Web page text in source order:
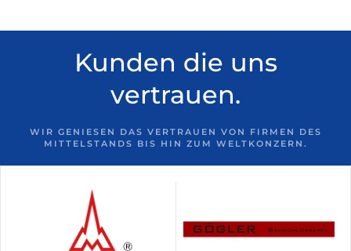
Kunden die uns
vertrauen.
WIR GENIESEN DAS VERTRAUEN VON FIRMEN DES
MITTELSTANDS BIS HIN ZUM WELTKONZERN.